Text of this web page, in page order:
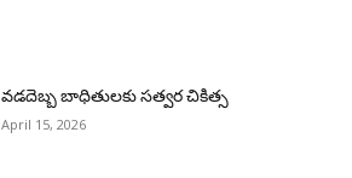
వడదెబ్బ బాధితులకు సత్వర చికిత్స
April 15, 2026